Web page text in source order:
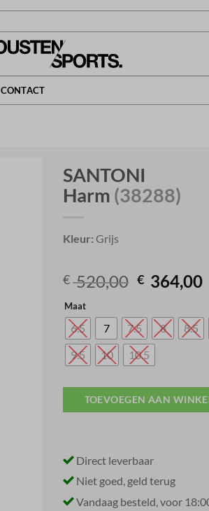
CONTACT
SANTONI
Harm (38288)
Kleur: Grijs
€520,00 Original
was:
€ 520,00.
€ 364,00
Maat
6.5 7 7.5 8 8.5
9.5
10 10.5
TOEVOEGEN AAN
Direct leverbaar
Niet goed, geld terug
Vandaag besteld, voor